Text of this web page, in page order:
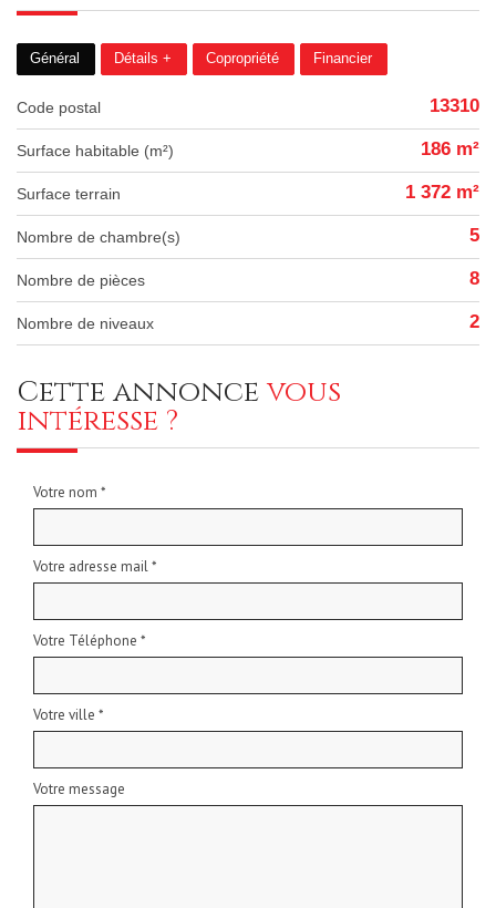
Général Détails + Copropriété Financier
Code postal 13310
Surface habitable (m²) 186 m²
surface terrain 1 372 m²
Nombre de chambre(s) 5
Nombre de pièces 8
Nombre de niveaux 2
cette annonce vous
intéresse ?
Votre nom *
Votre adresse mail *
Votre Téléphone *
Votre ville *
Votre message